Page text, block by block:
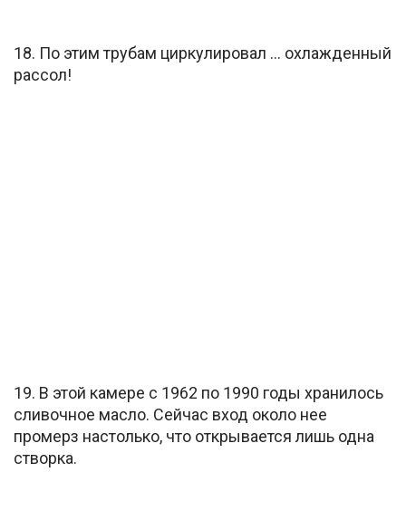
18. По этим трубам циркулировал … охлажденный
рассол!
19. В этой камере с 1962 по 1990 годы хранилось
сливочное масло. Сейчас вход около нее
промерз настолько, что открывается лишь одна
створка.